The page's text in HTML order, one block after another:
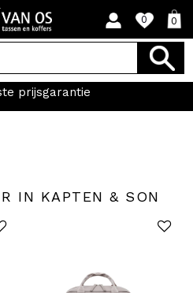
0 0
prijsgarantie
IN KAPTEN & SON